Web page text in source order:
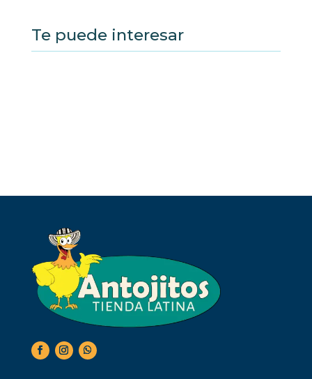
Te puede interesar